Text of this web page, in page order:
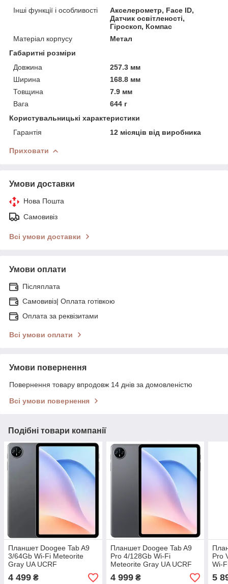
Інші функції і особливості
Акселерометр, Face ID,
Датчик освітленості,
Гіроскоп, Компас
Матеріал корпусу
Метал
Габаритні розміри
Довжина
257.3 мм
Ширина
168.8 мм
Товщина
7.9 мм
Вага
644 г
Користувальницькі характеристики
Гарантія
12 місяців від виробника
Приховати
Умови доставки
Нова Пошта
Самовивіз
Всі умови доставки
Умови оплати
Післяплата
Самовивіз| Оплата готівкою
Оплата за реквізитами
Всі умови оплати
Умови повернення
Повернення товару впродовж 14 днів за домовленістю
Всі умови повернення
Подібні товари компанії
Планшет Doogee Tab A9
3/64Gb Wi-Fi Meteorite
Gray UA UCRF
4 499 ₴
Планшет Doogee Tab A9
Pro 4/128Gb Wi-Fi
Meteorite Gray UA UCRF
4 999₴
Pro
Wi-
5